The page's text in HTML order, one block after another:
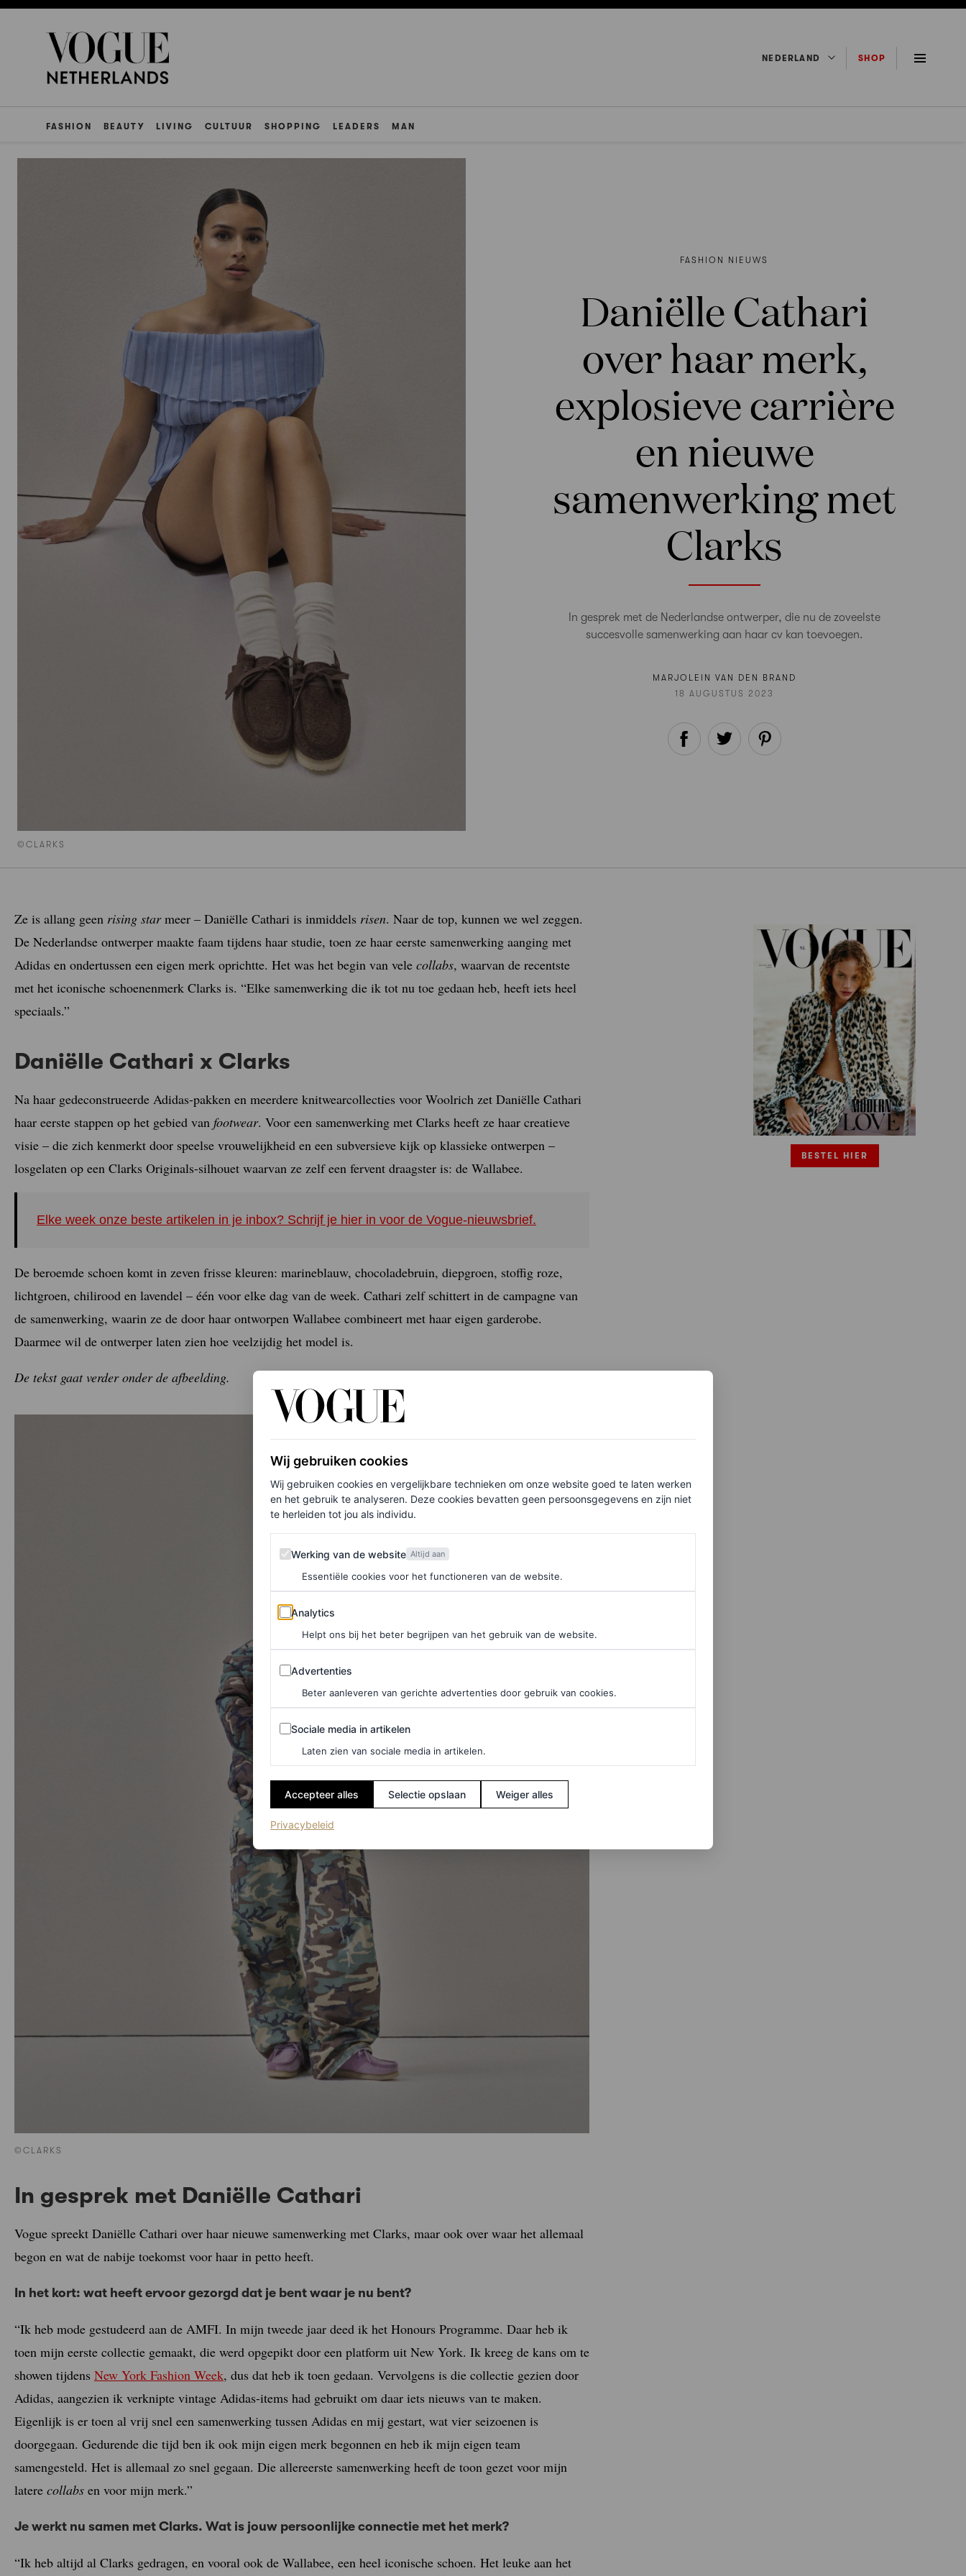
NEDERLAND SHOP
FASHION BEAUTY LIVING CULTUUR SHOPPING LEADERS MAN
©CLARKS
FASHION NIEUWS
Daniëlle Cathari
over haar merk,
explosieve carrière
en nieuwe
samenwerking met
Clarks
In gesprek met de Nederlandse ontwerper, die nu de zoveelste
succesvolle samenwerking aan haar cv kan toevoegen.
MARJOLEIN VAN DEN BRAND
18 AUGUSTUS 2023
Ze is allang geen rising starmeer – Daniëlle Cathari is inmiddels risen. Naar de top, kunnen we wel zeggen.
De Nederlandse ontwerper maakte faam tijdens haar studie, toen ze haar eerste samenwerking aanging met
Adidas en ondertussen een eigen merk oprichtte. Het was het begin van vele collabs, waarvan de recentste
met het iconische schoenenmerk Clarks is. “Elke samenwerking die ik tot nu toe gedaan heb, heeft iets heel
speciaals.”
Daniëlle Cathari x Clarks
Na haar gedeconstrueerde Adidas-pakken en meerdere knitwearcollecties voor Woolrich zet Daniëlle Cathari
haar eerste stappen op het gebied van footwear. Voor een samenwerking met Clarks heeft ze haar creatieve
visie – die zich kenmerkt door speelse vrouwelijkheid en een subversieve kijk op klassieke ontwerpen –
losgelaten op een Clarks Originals-silhouet waarvan ze zelf een fervent draagster is: de Wallabee.
Elke week onze beste artikelen in je inbox? Schrijf je hier in voor de Vogue-nieuwsbrief.
De beroemde schoen komt in zeven frisse kleuren: marineblauw, chocoladebruin, diepgroen, stoffig roze,
lichtgroen, chilirood en lavendel – één voor elke dag van de week. Cathari zelf schittert in de campagne van
de samenwerking, waarin ze de door haar ontworpen Wallabee combineert met haar eigen garderobe.
Daarmee wil de ontwerper laten zien hoe veelzijdig het model is.
De tekst gaat verder onder de afbeelding.
©CLARKS
In gesprek met Daniëlle Cathari
Vogue spreekt Daniëlle Cathari over haar nieuwe samenwerking met Clarks, maar ook over waar het allemaal
begon en wat de nabije toekomst voor haar in petto heeft.
In het kort: wat heeft ervoor gezorgd dat je bent waar je nu bent?
“Ik heb mode gestudeerd aan de AMFI. In mijn tweede jaar deed ik het Honours Programme. Daar heb ik
toen mijn eerste collectie gemaakt, die werd opgepikt door een platform uit New York. Ik kreeg de kans om te
showen tijdens New York Fashion Week, dus dat heb ik toen gedaan. Vervolgens is die collectie gezien door
Adidas, aangezien ik verknipte vintage Adidas-items had gebruikt om daar iets nieuws van te maken.
Eigenlijk is er toen al vrij snel een samenwerking tussen Adidas en mij gestart, wat vier seizoenen is
doorgegaan. Gedurende die tijd ben ik ook mijn eigen merk begonnen en heb ik mijn eigen team
samengesteld. Het is allemaal zo snel gegaan. Die allereerste samenwerking heeft de toon gezet voor mijn
latere collabs en voor mijn merk.”
Je werkt nu samen met Clarks. Wat is jouw persoonlijke connectie met het merk?
“Ik heb altijd al Clarks gedragen, en vooral ook de Wallabee, een heel iconische schoen. Het leuke aan het
BESTEL HIER
Wij gebruiken cookies
Wij gebruiken cookies en vergelijkbare technieken om onze website goed te laten werken
en het gebruik te analyseren. Deze cookies bevatten geen persoonsgegevens en zijn niet
te herleiden tot jou als individu.
Werking van de website
Werking van de website Altijd aan
Essentiële cookies voor het functioneren van de website.
Analytics
Analytics
Helpt ons bij het beter begrijpen van het gebruik van de website.
Advertenties
Advertenties
Beter aanleveren van gerichte advertenties door gebruik van cookies.
Sociale media in artikelen
Sociale media in artikelen
Laten zien van sociale media in artikelen.
Accepteer alles Selectie opslaan Weiger alles
Privacybeleid